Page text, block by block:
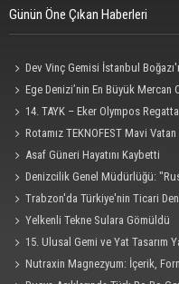
Günün Öne Çıkan Haberleri
Dev Vinç Gemisi İstanbul
Ege Denizi’nin En Büyük Mercan
14. TAYK – Eker Olympos
Rotamız TEKNOFEST Mavi Vatan
Asaf Güneri Hayatını Kaybetti
Denizcilik Genel Müdürlüğü:
Saldırısına Uğradı"
Trabzon'da Türkiye'nin Ticari
Yelkenli Tekne Sulara Gömüldü
15. Ulusal Gemi ve Yat Tasarım
Uzatıldı
Nutraxin Magnezyum: İçerik,